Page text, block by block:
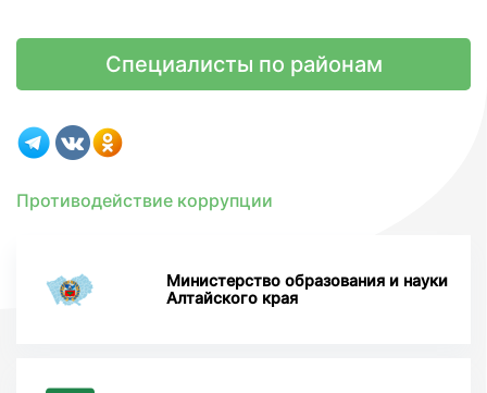
Специалисты по районам
Противодействие коррупции
Министерство образования и науки
Алтайского края